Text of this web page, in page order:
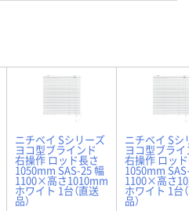
ニチベイ Sシリーズ
ヨコ型ブラインド
右操作 ロッド長さ
1050mm SAS-25 幅
1100×高さ1010mm
ホワイト 1台（直送
品）
ニチベイ Sシ
ヨコ型ブライ
右操作 ロッ
1050mm
1100×高さ
ホワイト 1台
品）